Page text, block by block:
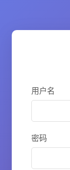
用户名
密码